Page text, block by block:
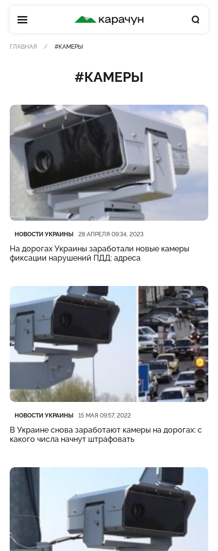
КАРАЧУН
ГЛАВНАЯ #КАМЕРЫ
#КАМЕРЫ
Категория
НОВОСТИ УКРАИНЫ
Дата публикации 28 АПРЕЛЯ 09:34, 2023
На дорогах Украины заработали новые камеры
фиксации нарушений ПДД: адреса
Категория
НОВОСТИ УКРАИНЫ
Дата публикации 15 МАЯ 09:57, 2022
В Украине снова заработают камеры на дорогах: с
какого числа начнут штрафовать